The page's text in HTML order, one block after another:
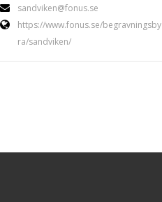
sandviken@fonus.se
https://www.fonus.se/begravningsby
ra/sandviken/